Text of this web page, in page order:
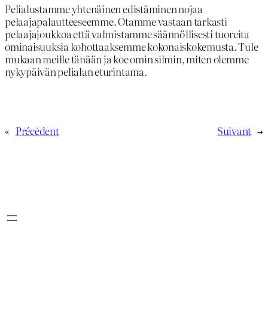
Pelialustamme yhtenäinen edistäminen nojaa
pelaajapalautteeseemme. Otamme vastaan tarkasti
pelaajajoukkoa että valmistamme säännöllisesti tuoreita
ominaisuuksia kohottaaksemme kokonaiskokemusta. Tule
mukaan meille tänään ja koe omin silmin, miten olemme
nykypäivän pelialan eturintama.
« Précédent Suivant →